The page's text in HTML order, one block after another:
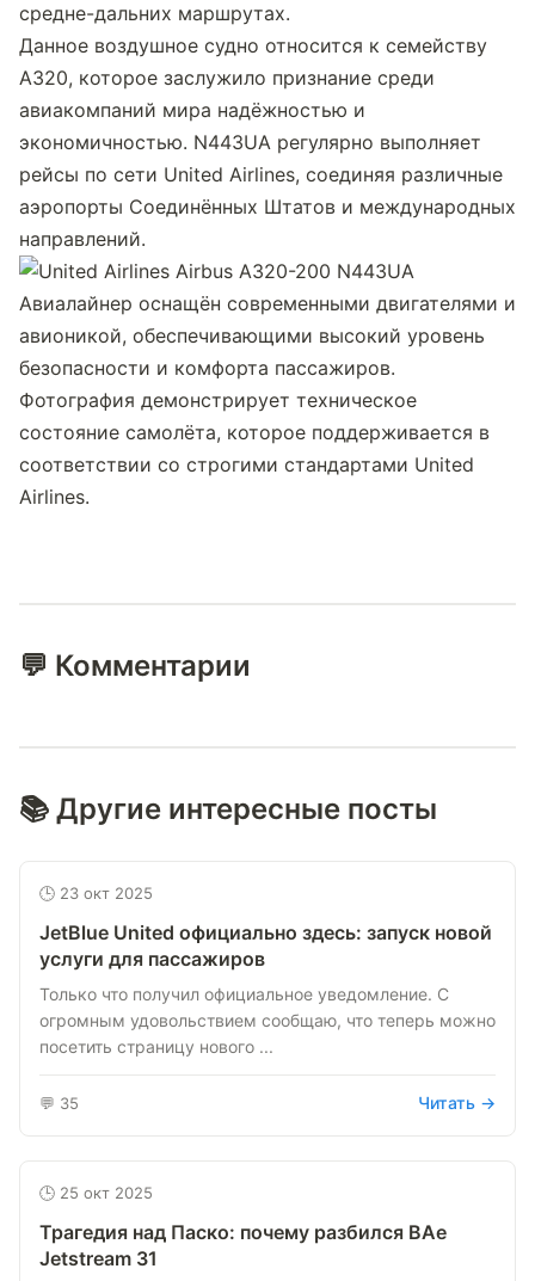
средне-дальних маршрутах.
Данное воздушное судно относится к семейству
A320, которое заслужило признание среди
авиакомпаний мира надёжностью и
экономичностью. N443UA регулярно выполняет
рейсы по сети United Airlines, соединяя различные
аэропорты Соединённых Штатов и международных
направлений.
Авиалайнер оснащён современными двигателями и
авионикой, обеспечивающими высокий уровень
безопасности и комфорта пассажиров.
Фотография демонстрирует техническое
состояние самолёта, которое поддерживается в
соответствии со строгими стандартами United
Airlines.
💬 Комментарии
📚 Другие интересные посты
🕒 23 окт 2025
JetBlue United официально здесь: запуск новой
услуги для пассажиров
Только что получил официальное уведомление. С
огромным удовольствием сообщаю, что теперь можно
посетить страницу нового ...
💬 35 Читать →
🕒 25 окт 2025
Трагедия над Паско: почему разбился BAe
Jetstream 31